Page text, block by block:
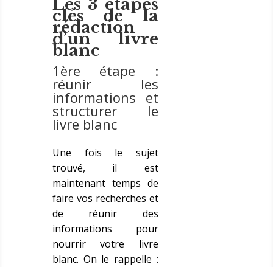
Les 3 étapes
clés de la
rédaction
d’un livre
blanc
1ère étape :
réunir les
informations et
structurer le
livre blanc
Une fois le sujet
trouvé, il est
maintenant temps de
faire vos recherches et
de réunir des
informations pour
nourrir votre livre
blanc. On le rappelle :